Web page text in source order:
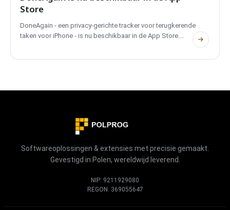
Store
DoneAgain - een privacy-gerichte tracker voor terugkerende
taken voor iPhone - is nu beschikbaar in de App Store.
Softwareoplossingen & extensies met precisie gemaakt.
Gevestigd in Polen, wereldwijd leverend.
NIP: 9211929080
REGON: 369055647